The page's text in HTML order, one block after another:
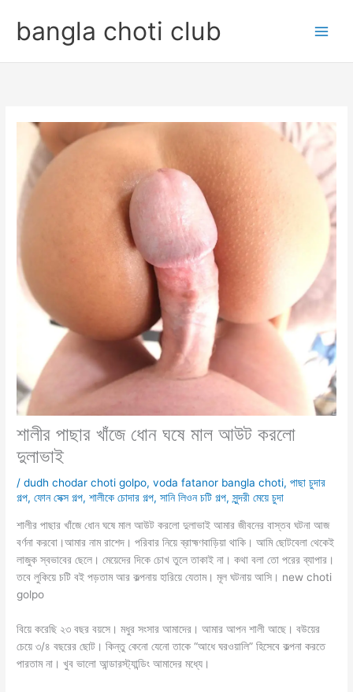
contentbangla choti club
শালীর পাছার খাঁজে ধোন ঘষে মাল আউট করলো
দুলাভাই
/dudh chodar choti golpo,voda fatanor bangla choti,পাছা চুদার
গল্প,ফোন সেক্স গল্প,শালীকে চোদার গল্প,সানি লিওন চটি গল্প,সুন্দরী মেয়ে চুদা
শালীর পাছার খাঁজে ধোন ঘষে মাল আউট করলো দুলাভাই আমার জীবনের বাস্তব ঘটনা আজ
বর্ণনা করবো।আমার নাম রাশেদ। পরিবার নিয়ে ব্রাহ্মণবাড়িয়া থাকি। আমি ছোটবেলা থেকেই
লাজুক স্বভাবের ছেলে। মেয়েদের দিকে চোখ তুলে তাকাই না। কথা বলা তো পরের ব্যাপার।
তবে লুকিয়ে চটি বই পড়তাম আর কল্পনায় হারিয়ে যেতাম। মূল ঘটনায় আসি। new choti
golpo
বিয়ে করেছি ২৩ বছর বয়সে। মধুর সংসার আমাদের। আমার আপন শালী আছে। বউয়ের
চেয়ে ৩/৪ বছরের ছোট। কিন্তু কেনো যেনো তাকে “আধে ঘরওয়ালি” হিসেবে কল্পনা করতে
পারতাম না। খুব ভালো আন্ডারস্ট্যান্ডিং আমাদের মধ্যে।